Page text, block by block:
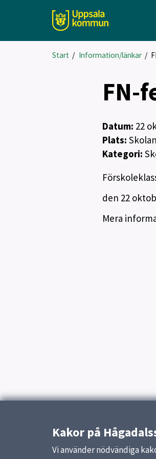
Start / Information/länkar/
FN-
Datum: 22
Plats: Skolan
Kategori:
den 22
Mera
Kakor på
Vi använder nödvändiga